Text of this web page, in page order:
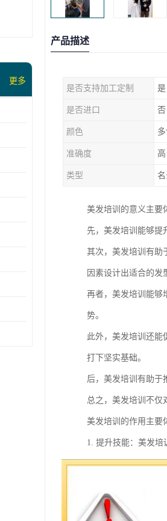
更多
产品描述
是否支持加工定制 是
是否进口 否
颜色
准确度
类型
美发培训的意义主要
先，美发培训能够提
其次，美发培训有助
因素设计出适合的发
再者，美发培训能够
势。
此外，美发培训还能
打下坚实基础。
后，美发培训有助于
总之，美发培训不仅
美发培训的作用主要
1. 提升技能：美发培
2. 了解行业趋势：通
3. 增强服务意识：
4. 提升职业素养：培